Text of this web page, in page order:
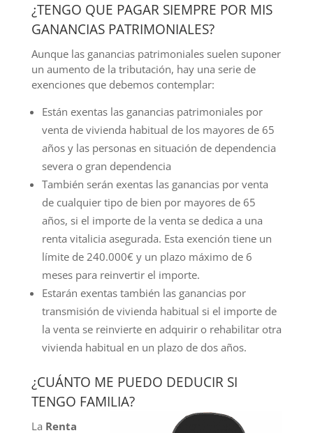
¿TENGO QUE PAGAR SIEMPRE POR MIS
GANANCIAS PATRIMONIALES?
Aunque las ganancias patrimoniales suelen suponer
un aumento de la tributación, hay una serie de
exenciones que debemos contemplar:
Están exentas las ganancias patrimoniales por
venta de vivienda habitual de los mayores de 65
años y las personas en situación de dependencia
severa o gran dependencia
También serán exentas las ganancias por venta
de cualquier tipo de bien por mayores de 65
años, si el importe de la venta se dedica a una
renta vitalicia asegurada. Esta exención tiene un
límite de 240.000€ y un plazo máximo de 6
meses para reinvertir el importe.
Estarán exentas también las ganancias por
transmisión de vivienda habitual si el importe de
la venta se reinvierte en adquirir o rehabilitar otra
vivienda habitual en un plazo de dos años.
¿CUÁNTO ME PUEDO DEDUCIR SI
TENGO FAMILIA?
La Renta